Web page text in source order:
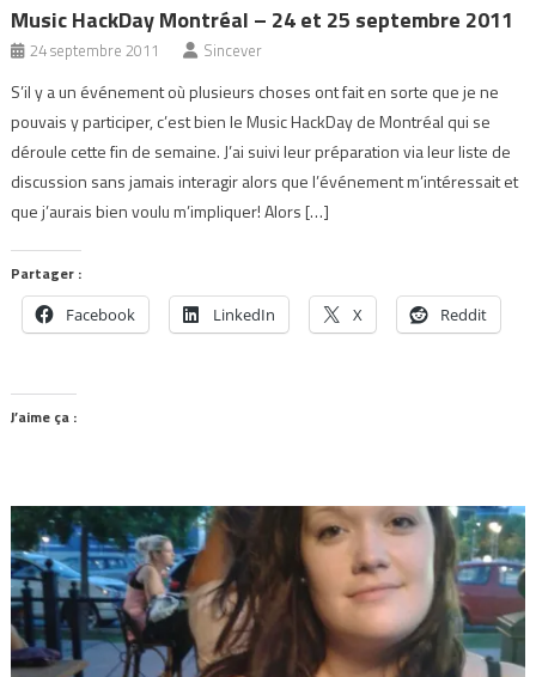
Music HackDay Montréal – 24 et 25 septembre 2011
24 septembre 2011 Sincever
S’il y a un événement où plusieurs choses ont fait en sorte que je ne
pouvais y participer, c’est bien le Music HackDay de Montréal qui se
déroule cette fin de semaine. J’ai suivi leur préparation via leur liste de
discussion sans jamais interagir alors que l’événement m’intéressait et
que j’aurais bien voulu m’impliquer! Alors […]
Partager :
Facebook LinkedIn X Reddit
J’aime ça :